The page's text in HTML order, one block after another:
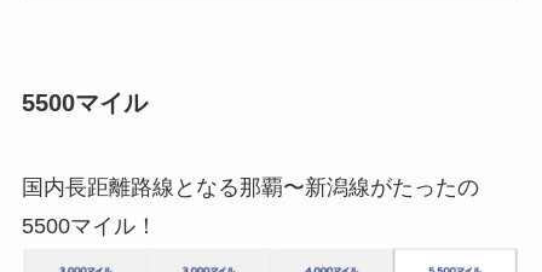
5500マイル
国内長距離路線となる那覇〜新潟線がたったの
5500マイル！